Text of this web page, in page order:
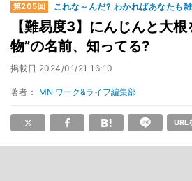
第205回 これな～んだ? わかればあなたも
【難易度3】にんじんと大
物”の名前、知ってる?
掲載日 2024/01/21 16:10
著者： MN ワーク&ライフ編集部
URL